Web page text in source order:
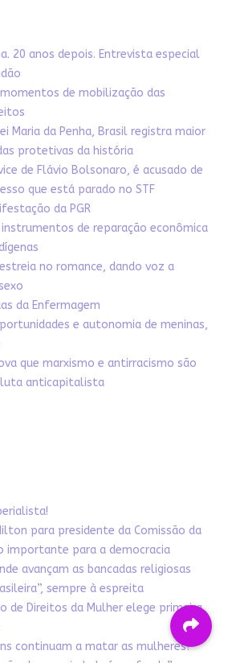
20 anos depois. Entrevista especial
momentos de mobilização das
Maria da Penha, Brasil registra maior
protetivas da história
de Flávio Bolsonaro, é acusado de
que está parado no STF
da PGR
instrumentos de reparação econômica
no romance, dando voz a
da Enfermagem
e autonomia de meninas,
que marxismo e antirracismo são
luta anticapitalista
para presidente da Comissão da
importante para a democracia
avançam as bancadas religiosas
sempre à espreita
de Direitos da Mulher elege primeira
continuam a matar as mulheres?